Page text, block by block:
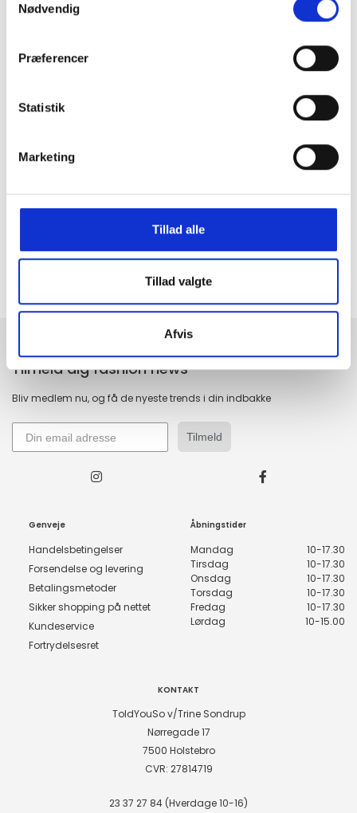
Nødvendig
Præferencer
Statistik
Marketing
Tillad alle
Tillad valgte
Afvis
GRATIS FRAGT PÅ KØB OVER 300,-
HURTIG LEVERING 1-3 HVERDAGE
Ved bestilling inden kl. 16.00
KUNDESERVICE & SUPPORT
100% returret
Tilmeld dig fashion news
Bliv medlem nu, og få de nyeste trends i din indbakke
Tilmeld
Genveje
Handelsbetingelser
Forsendelse og levering
Betalingsmetoder
Sikker shopping på nettet
Kundeservice
Fortrydelsesret
Åbningstider
Mandag
10-17.30
Tirsdag
10-17.30
Onsdag
10-17.30
Torsdag
10-17.30
Fredag
10-17.30
Lørdag
10-15.00
KONTAKT
ToldYouSo v/Trine Sondrup
Nørregade 17
7500 Holstebro
CVR: 27814719
23 37 27 84 (Hverdage 10-16)